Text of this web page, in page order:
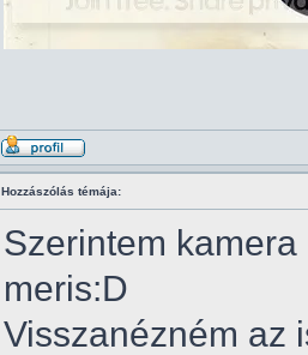
Hozzászólás témája:
Szerintem
meris:D
Visszanézném az